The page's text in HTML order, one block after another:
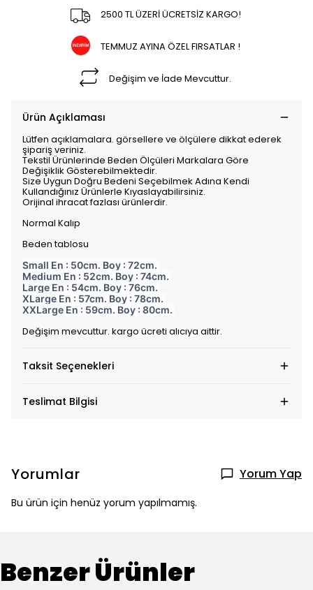
2500 TL ÜZERİ ÜCRETSİZ KARGO!
TEMMUZ AYINA ÖZEL FIRSATLAR !
Değişim ve İade Mevcuttur.
Ürün Açıklaması
Lütfen açıklamalara. görsellere ve ölçülere dikkat ederek
şipariş veriniz.
Tekstil Ürünlerinde Beden Ölçüleri Markalara Göre
Değişiklik Gösterebilmektedir.
Size Uygun Doğru Bedeni Seçebilmek Adına Kendi
Kullandığınız Ürünlerle Kıyaslayabilirsiniz.
Orijinal ihracat fazlası ürünlerdir.
Normal Kalıp
Beden tablosu
Small En : 50cm. Boy : 72cm.
Medium En : 52cm. Boy : 74cm.
Large En : 54cm. Boy : 76cm.
XLarge En : 57cm. Boy : 78cm.
XXLarge En : 59cm. Boy : 80cm.
Değişim mevcuttur. kargo ücreti alıcıya aittir.
Taksit Seçenekleri
Teslimat Bilgisi
Yorumlar Yorum Yap
Bu ürün için henüz yorum yapılmamış.
Benzer Ürünler